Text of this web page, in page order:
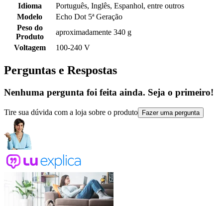
Idioma
Português, Inglês, Espanhol, entre outros
Modelo
Echo Dot 5ª Geração
Peso do
Produto
aproximadamente 340 g
Voltagem
100-240 V
Perguntas e Respostas
Nenhuma pergunta foi feita ainda. Seja o primeiro!
Tire sua dúvida com a loja sobre o produto Fazer uma pergunta